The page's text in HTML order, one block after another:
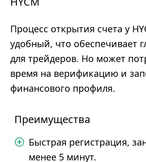
Процесс открытия счета у
удобный, что обеспечивает
для трейдеров. Но может
время на верификацию и
финансового профиля.
Преимущества
Быстрая регистрация,
менее 5 минут.